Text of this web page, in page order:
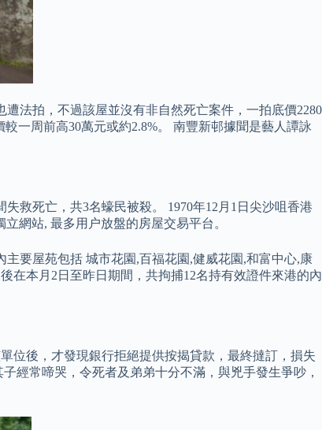
法拍，不過該屋並沒有非自然死亡案件，一拍底價2280
一周前高30萬元或約2.8%。 南豐新邨據聞是藝人譚詠
救死亡，共3名蠔民被殺。 1970年12月1日尖沙咀香港
網站, 最多用户放盤的房屋交易平台。
要屋苑包括 城市花園,百福花園,健威花園,和富中心,康
在本月2日至昨日期間，共拘捕12名持有效證件來港的內
位後，才發現銀行拒絕提供按揭貸款，最終撻訂，損失
經常啼哭，令死者及弟弟十分不滿，與兇手發生爭吵，